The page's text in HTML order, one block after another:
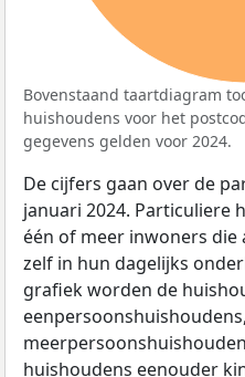
Bovenstaand taartdiagram
huishoudens voor het
gegevens gelden voor 2024.
De cijfers gaan over de
januari 2024. Particuliere
één of meer inwoners die
zelf in hun dagelijks
grafiek worden de
eenpersoonshuishoudens,
huishoudens eenouder